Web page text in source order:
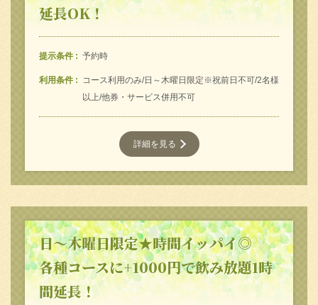
延長OK！
提示条件 予約時
利用条件
コース利用のみ/日～木曜日限定※祝前日不可/2名様
以上/他券・サービス併用不可
詳細を見る
日～木曜日限定★時間イッパイ◎
各種コースに+1000円で飲み放題1時
間延長！